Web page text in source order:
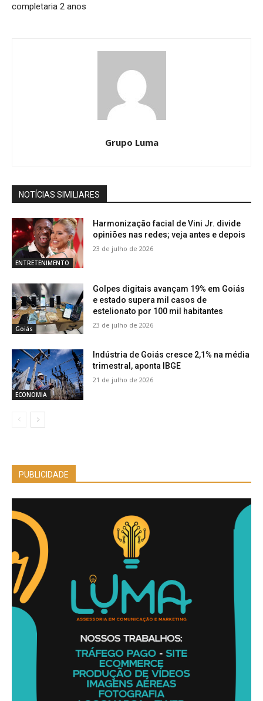
completaria 2 anos
Grupo Luma
NOTÍCIAS SIMILIARES
ENTRETENIMENTO
Harmonização facial de Vini Jr. divide
opiniões nas redes; veja antes e depois
23 de julho de 2026
Goiás
Golpes digitais avançam 19% em Goiás
e estado supera mil casos de
estelionato por 100 mil habitantes
23 de julho de 2026
ECONOMIA
Indústria de Goiás cresce 2,1% na média
trimestral, aponta IBGE
21 de julho de 2026
PUBLICIDADE